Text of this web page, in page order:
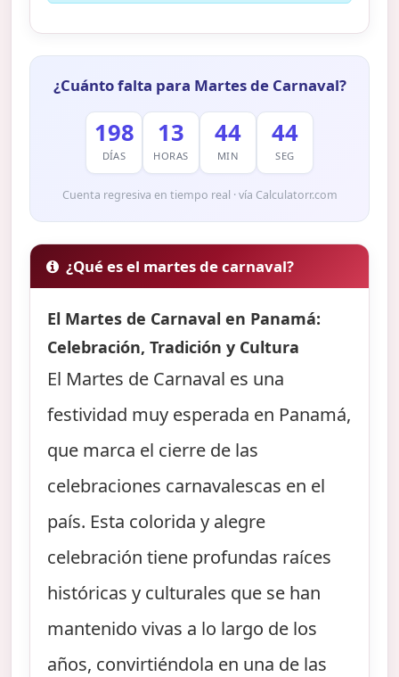
¿Cuánto falta para Martes de Carnaval?
198
DÍAS
13
HORAS
44
MIN
42
SEG
Cuenta regresiva en tiempo real · vía Calculatorr.com
¿Qué es el martes de carnaval?
El Martes de Carnaval en Panamá:
Celebración, Tradición y Cultura
El Martes de Carnaval es una
festividad muy esperada en Panamá,
que marca el cierre de las
celebraciones carnavalescas en el
país. Esta colorida y alegre
celebración tiene profundas raíces
históricas y culturales que se han
mantenido vivas a lo largo de los
años, convirtiéndola en una de las